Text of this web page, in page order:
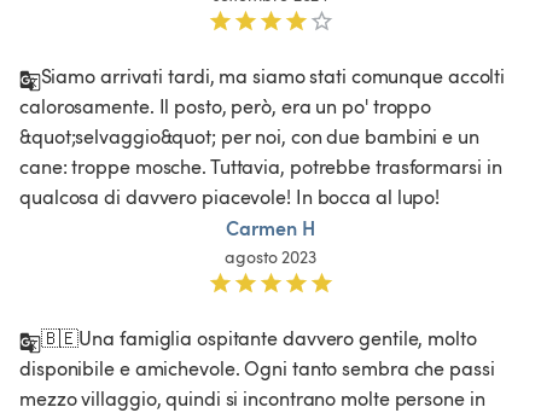
Siamo arrivati tardi, ma siamo stati comunque accolti
calorosamente. Il posto, però, era un po' troppo
&quot;selvaggio&quot; per noi, con due bambini e un
cane: troppe mosche. Tuttavia, potrebbe trasformarsi in
qualcosa di davvero piacevole! In bocca al lupo!
Carmen H
agosto 2023
🇧🇪Una famiglia ospitante davvero gentile, molto
disponibile e amichevole. Ogni tanto sembra che passi
mezzo villaggio, quindi si incontrano molte persone in